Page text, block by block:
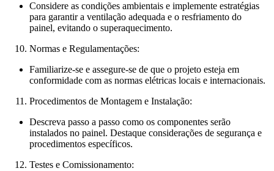
Considere as condições ambientais e implemente estratégias
para garantir a ventilação adequada e o resfriamento do
painel, evitando o superaquecimento.
Normas e Regulamentações:
Familiarize-se e assegure-se de que o projeto esteja em
conformidade com as normas elétricas locais e internacionais.
Procedimentos de Montagem e Instalação:
Descreva passo a passo como os componentes serão
instalados no painel. Destaque considerações de segurança e
procedimentos específicos.
Testes e Comissionamento: